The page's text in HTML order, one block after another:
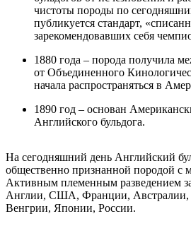
чистоты породы по
публикуется стандарт,
зарекомендовавших себя
1880 года – порода получила
от Объединенного
начала распространяться в
1890 год – основан
Английского бульдога.
На сегодняшний день Английский
общественно признанной породой с
Активным племенным разведением
Англии, США, Франции, Австралии,
Венгрии, Японии, России.